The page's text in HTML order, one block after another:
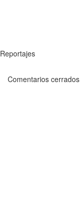
Reportajes
Comentarios cerrados